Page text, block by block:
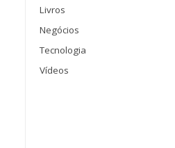
Livros
Negócios
Tecnologia
Vídeos